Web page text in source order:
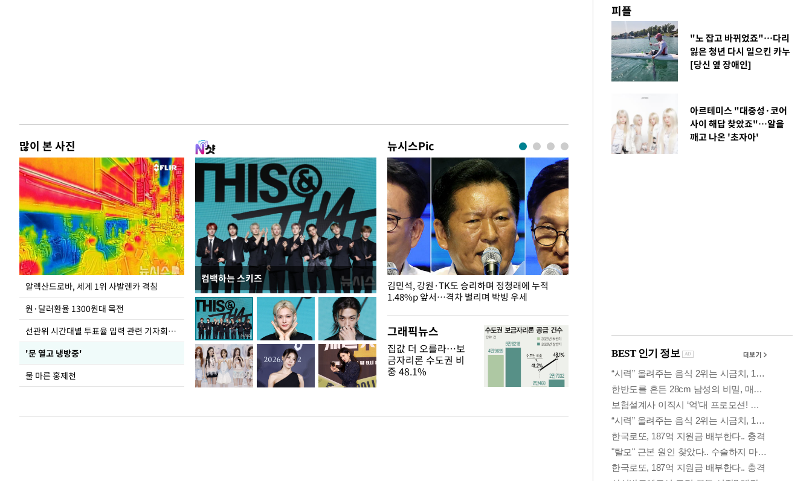
많이 본 사진
알렉산드로바, 세계 1위 사발렌카 격침
원·달러환율 1300원대 목전
선관위 시간대별 투표율 입력 관련 기자회견하는 주진우 의원
'문 열고 냉방중'
물 마른 홍제천
컴백하는 스키즈
뉴시스Pic
극한 폭염에 바닥 드러난 홍제천…물고기 떼죽음
도
김민석, 강원·TK도 승리하며 정청래에 누적
1.48%p 앞서…격차 벌리며 박빙 우세
그래픽뉴스
집값 더 오를라…보
금자리론 수도권 비
중 48.1%
피플
"노 잡고 바뀌었죠"…다리
잃은 청년 다시 일으킨 카누
[당신 옆 장애인]
아르테미스 "대중성·코어
사이 해답 찾았죠"…알을
깨고 나온 '초자아'